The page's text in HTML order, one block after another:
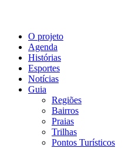
O projeto
Agenda
Histórias
Esportes
Notícias
Guia
Regiões
Bairros
Praias
Trilhas
Pontos Turísticos